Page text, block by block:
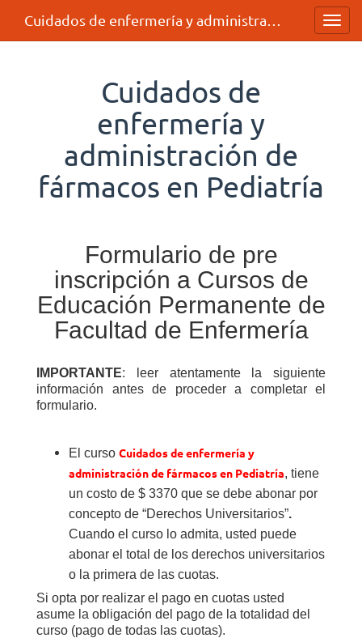
Cuidados de
enfermería y
administración de
fármacos en Pediatría
Formulario de pre
inscripción a Cursos de
Educación Permanente de
Facultad de Enfermería
IMPORTANTE: leer atentamente la siguiente
información antes de proceder a completar el
formulario.
El curso Cuidados de enfermería y
administración de fármacos en Pediatría, tiene
un costo de $ 3370 que se debe abonar por
concepto de “Derechos Universitarios”.
Cuando el curso lo admita, usted puede
abonar el total de los derechos universitarios
o la primera de las cuotas.
Si opta por realizar el pago en cuotas usted
asume la obligación del pago de la totalidad del
curso (pago de todas las cuotas).